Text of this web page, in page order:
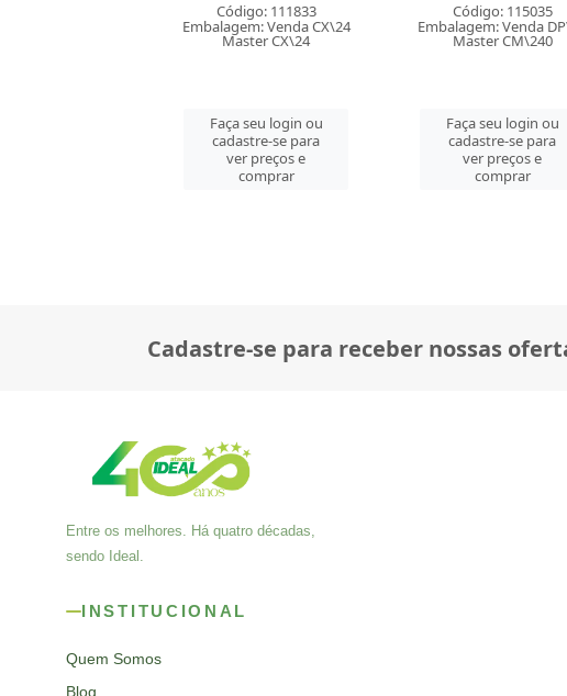
Código: 115035
Embalagem: Venda DP\20
Master CM\240
Faça seu login ou
cadastre-se para
ver preços e
comprar
Código: 11613
Embalagem: Venda
Master CM\1440
Faça seu login ou
cadastre-se para
ver preços e
comprar
Cadastre-se para receber nossas
Entre os melhores. Há quatro décadas,
sendo Ideal.
INSTITUCIONAL
Quem Somos
Blog